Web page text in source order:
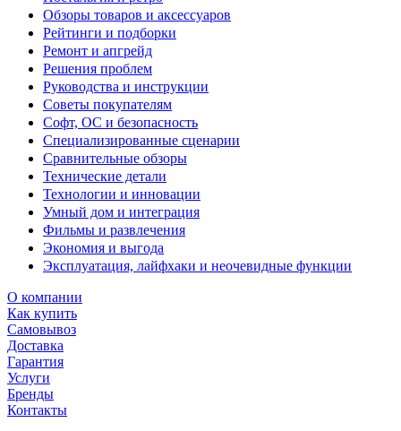
Обзоры товаров и аксессуаров
Рейтинги и подборки
Ремонт и апгрейд
Решения проблем
Руководства и инструкции
Советы покупателям
Софт, ОС и безопасность
Специализированные сценарии
Сравнительные обзоры
Технические детали
Технологии и инновации
Умный дом и интеграция
Фильмы и развлечения
Экономия и выгода
Эксплуатация, лайфхаки и неочевидные функции
О компании
Как купить
Самовывоз
Доставка
Гарантия
Услуги
Бренды
Контакты